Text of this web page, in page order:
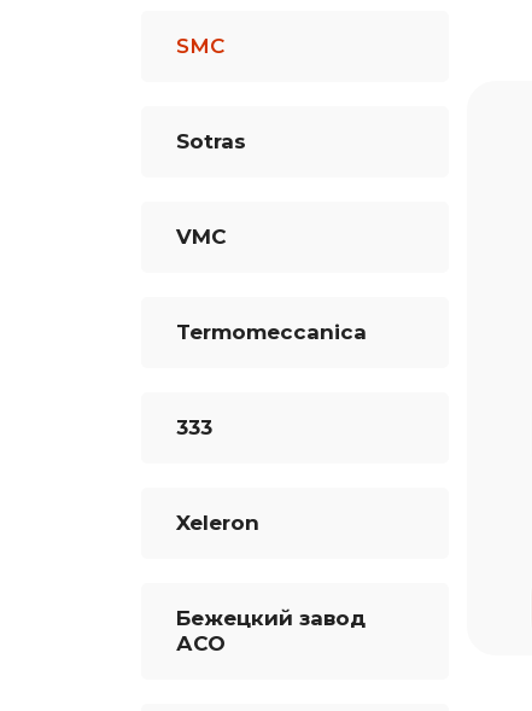
SMC
Sotras
VMC
Termomeccanica
333
Xeleron
Бежецкий завод
АСО